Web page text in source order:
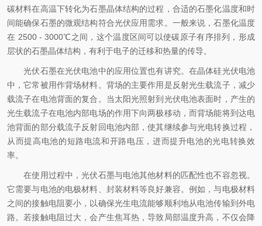
碳材料在高温下转化为石墨晶体结构的过程，合适的石墨化温度和时
间能确保石墨的微观结构符合光伏应用需求。一般来说，石墨化温度
在 2500 - 3000℃之间，这个温度区间可以使碳原子有序排列，形成
层状的石墨晶体结构，有利于电子的迁移和热量的传导。
光伏石墨在光伏电池中的应用位置也有讲究。在晶体硅光伏电池
中，它常被用作背场材料。背场的主要作用是反射光生载流子，减少
载流子在电池背面的复合。当太阳光照射到光伏电池表面时，产生的
光生载流子在电池内部电场的作用下向两极移动，而背场能将到达电
池背面的部分载流子反射回电池内部，使其继续参与光电转换过程，
从而提高电池的短路电流和开路电压，进而提升电池的光电转换效
率。
在使用过程中，光伏石墨与电池其他材料的匹配性也不容忽视。
它需要与电池的电极材料、封装材料等良好兼容。例如，与电极材料
之间的接触电阻要小，以确保光生电流能够顺利地从电池传输到外电
路。若接触电阻过大，会产生焦耳热，导致局部温度升高，不仅会降